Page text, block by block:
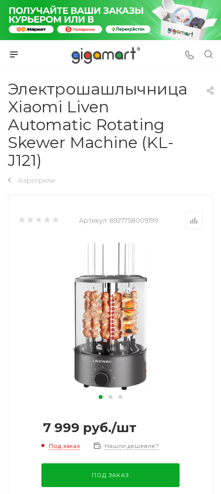
Электрошашлычница
Xiaomi Liven
Automatic Rotating
Skewer Machine (KL-
J121)
Аэрогрили
Артикул: 6927758009199
7 999 руб./шт
Под заказ Нашли дешевле?
ПОД ЗАКАЗ